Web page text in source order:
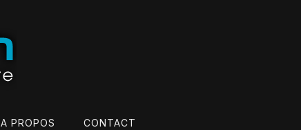
A PROPOS CONTACT